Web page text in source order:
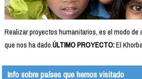
Realizar proyectos humanitarios, es el modo de
que nos ha dado.ÚLTIMO PROYECTO:El
Info sobre países que hemos visitado